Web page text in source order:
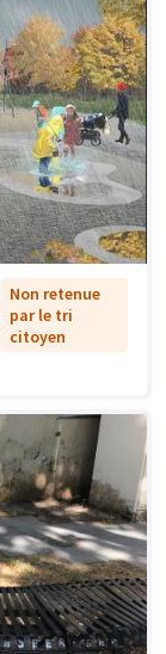
Non retenue
par le tri
citoyen